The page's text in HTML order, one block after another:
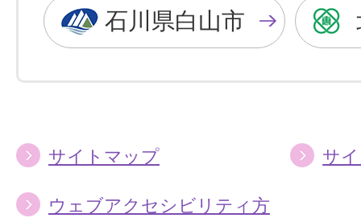
色
に
色
に
石川県白山市
サイトマップ サ
ウェブアクセシビリティ方